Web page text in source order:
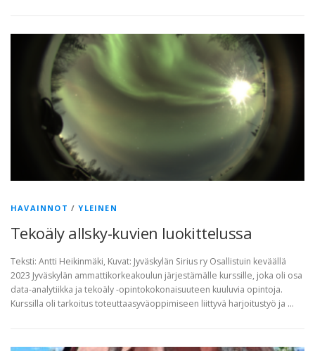
HAVAINNOT /YLEINEN
Tekoäly allsky-kuvien luokittelussa
Teksti: Antti Heikinmäki, Kuvat: Jyväskylän Sirius ry Osallistuin keväällä
2023 Jyväskylän ammattikorkeakoulun järjestämälle kurssille, joka oli osa
data-analytiikka ja tekoäly -opintokokonaisuuteen kuuluvia opintoja.
Kurssilla oli tarkoitus toteuttaasyväoppimiseen liittyvä harjoitustyö ja …